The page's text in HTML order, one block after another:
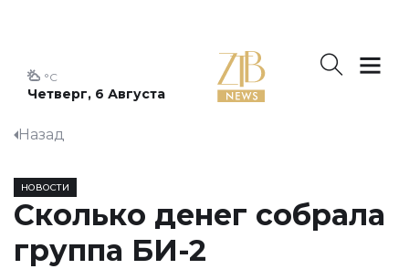
Четверг, 6 Августа
°C
Назад
НОВОСТИ
Сколько денег собрала
группа БИ-2